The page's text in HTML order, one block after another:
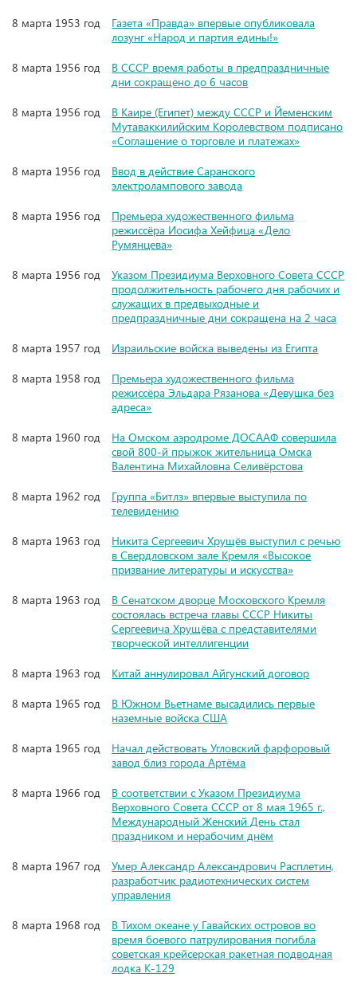
8 марта 1953 год
Газета «Правда» впервые опубликовала
лозунг «Народ и партия едины!»
8 марта 1956 год
В СССР время работы в предпраздничные
дни сокращено до 6 часов
8 марта 1956 год
В Каире (Египет) между СССР и Йеменским
Мутаваккилийским Королевством подписано
«Соглашение о торговле и платежах»
8 марта 1956 год
Ввод в действие Саранского
электролампового завода
8 марта 1956 год
Премьера художественного фильма
режиссёра Иосифа Хейфица «Дело
Румянцева»
8 марта 1956 год
Указом Президиума Верховного Совета СССР
продолжительность рабочего дня рабочих и
служащих в предвыходные и
предпраздничные дни сокращена на 2 часа
8 марта 1957 год
Израильские войска выведены из Египта
8 марта 1958 год
Премьера художественного фильма
режиссёра Эльдара Рязанова «Девушка без
адреса»
8 марта 1960 год
На Омском аэродроме ДОСААФ совершила
свой 800-й прыжок жительница Омска
Валентина Михайловна Селивёрстова
8 марта 1962 год
Группа «Битлз» впервые выступила по
телевидению
8 марта 1963 год
Никита Сергеевич Хрущёв выступил с речью
в Свердловском зале Кремля «Высокое
призвание литературы и искусства»
8 марта 1963 год
В Сенатском дворце Московского Кремля
состоялась встреча главы СССР Никиты
Сергеевича Хрущёва с представителями
творческой интеллигенции
8 марта 1963 год
Китай аннулировал Айгунский договор
8 марта 1965 год
В Южном Вьетнаме высадились первые
наземные войска США
8 марта 1965 год
Начал действовать Угловский фарфоровый
завод близ города Артёма
8 марта 1966 год
В соответствии с Указом Президиума
Верховного Совета СССР от 8 мая 1965 г.,
Международный Женский День стал
праздником и нерабочим днём
8 марта 1967 год
Умер Александр Александрович Расплетин,
разработчик радиотехнических систем
управления
8 марта 1968 год
В Тихом океане у Гавайских островов во
время боевого патрулирования погибла
советская крейсерская ракетная подводная
лодка К-129